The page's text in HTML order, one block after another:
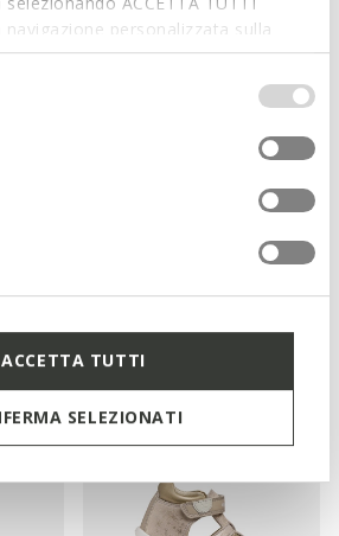
personalizzata sulla
interessi. Selezionando
anche scegliere quali cookies ed
autorizzare. Per maggiori
in qualsiasi momento le
la nostra
ACCETTA TUTTI
SELEZIONATI
SANDAL STEPPIEUP PETITE
36,00€